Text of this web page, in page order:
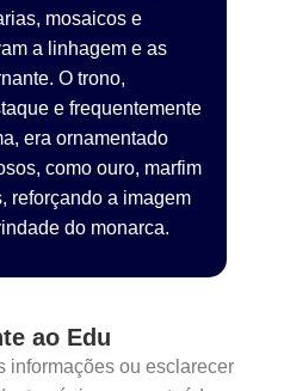
mosaicos e
a linhagem e as
O trono,
e frequentemente
era ornamentado
como ouro, marfim
reforçando a imagem
do monarca.
ao Edu
informações ou esclarecer